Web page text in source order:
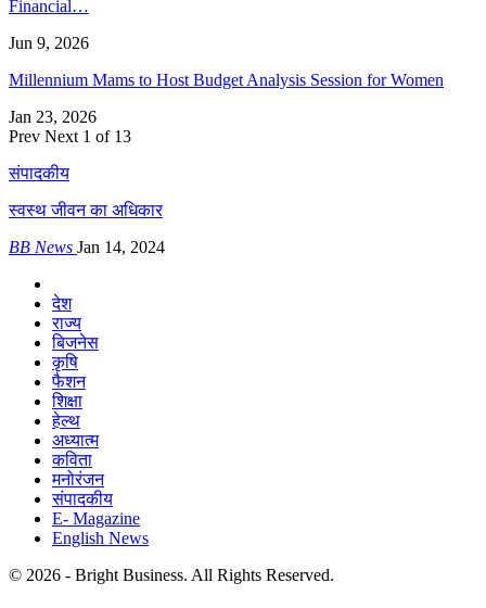
Financial…
Jun 9, 2026
Millennium Mams to Host Budget Analysis Session for Women
Jan 23, 2026
Prev Next 1 of 13
संपादकीय
स्वस्थ जीवन का अधिकार
BB News Jan 14, 2024
देश
राज्य
बिजनेस
कृषि
फैशन
शिक्षा
हेल्थ
अध्यात्म
कविता
मनोरंजन
संपादकीय
E- Magazine
English News
© 2026 - Bright Business. All Rights Reserved.